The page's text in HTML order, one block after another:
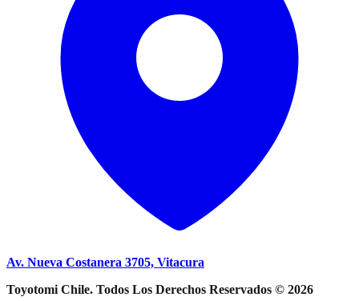
Av. Nueva Costanera 3705, Vitacura
Toyotomi Chile. Todos Los Derechos Reservados © 2026